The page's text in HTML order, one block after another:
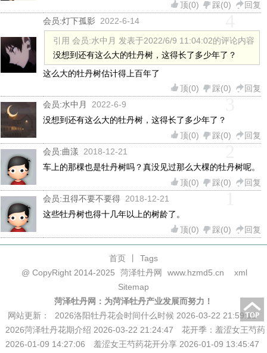
顶(0) 踩(0)
回复
会员:灯下孤影 2022-6-14
引用 会员:水中月 发表于2022/6/9 11:04:02的评论内容
没想到还有这么大的牡丹树，这得长了多少年了？
这么大的牡丹树估计得上百年了
顶(0) 踩(0)
回复
会员:水中月 2022-6-9
没想到还有这么大的牡丹树，这得长了多少年了？
顶(0) 踩(0)
回复
会员:曲漾 2018-12-21
车上的那棵也是牡丹树吗？真没见过那么大棵的牡丹树呢。
顶(0) 踩(0)
回复
会员:丑得不要不要得 2018-12-21
这些牡丹树也得十几年以上的树龄了。
顶(0) 踩(0) 回复
首页
Tags
@ CopyRight 2014-2025
菏泽牡丹网 www.hzmd5.cn
xml
Sitemap
菏泽牡丹网：为菏泽牡丹产业发展而努力！
网站更新：
2026洛阳牡丹花会时间什么时候 2026-03-22 21:59:12
2026菏泽牡丹花期介绍 2026-03-22 21:24:47
花开季：羞涩女王芍药
2026-01-09 14:27:06
羞涩女王芍药花开分享 2026-01-09 13:45:47